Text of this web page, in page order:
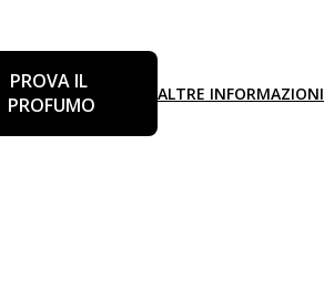
PROVA IL
PROFUMO
ALTRE INFORMAZIONI